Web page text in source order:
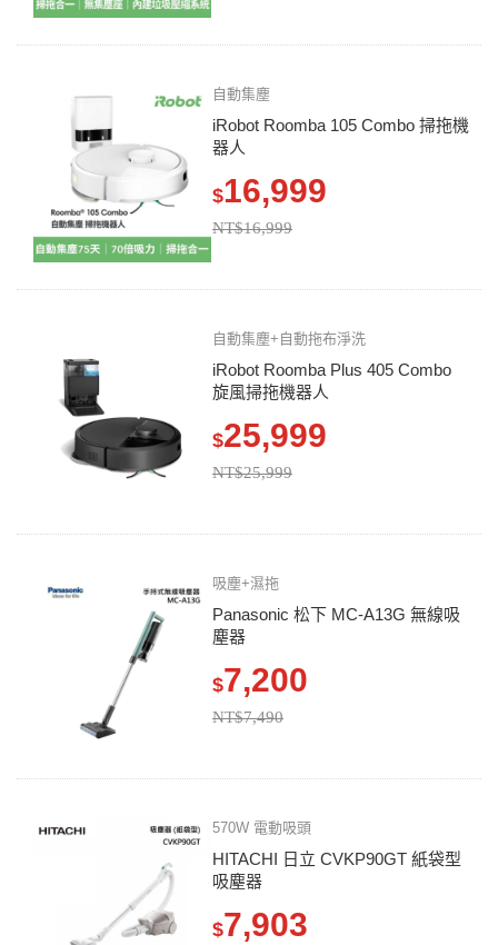
自動集塵
iRobot Roomba 105 Combo 掃拖機
器人
$16,999
NT$16,999
自動集塵+自動拖布淨洗
iRobot Roomba Plus 405 Combo
旋風掃拖機器人
$25,999
NT$25,999
吸塵+濕拖
Panasonic 松下 MC-A13G 無線吸
塵器
$7,200
NT$7,490
570W 電動吸頭
HITACHI 日立 CVKP90GT 紙袋型
吸塵器
$7,903